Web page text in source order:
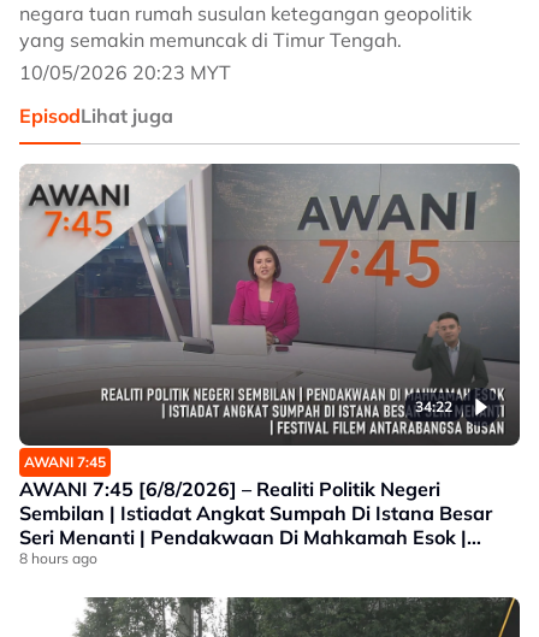
negara tuan rumah susulan ketegangan geopolitik
yang semakin memuncak di Timur Tengah.
10/05/2026 20:23 MYT
EpisodLihat juga
34:22
AWANI 7:45
AWANI 7:45 [6/8/2026] – Realiti Politik Negeri
Sembilan | Istiadat Angkat Sumpah Di Istana Besar
Seri Menanti | Pendakwaan Di Mahkamah Esok |
Festival Filem Antarabangsa Busan
8 hours ago